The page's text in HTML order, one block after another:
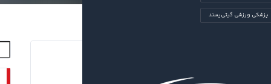
پزشکی ورزشی گیتی‌پسند